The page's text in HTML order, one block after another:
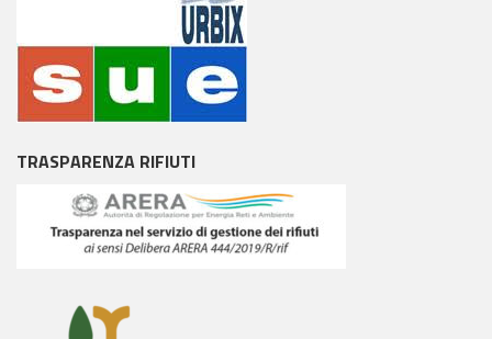
TRASPARENZA RIFIUTI